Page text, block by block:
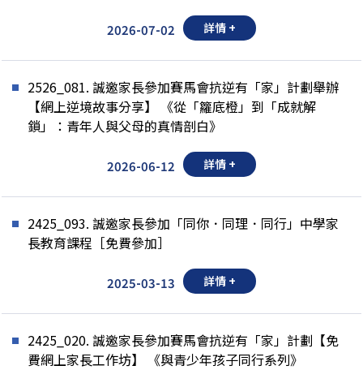
2026-07-02 詳情 +
2526_081. 誠邀家長參加賽馬會抗逆有「家」計劃舉辦
【網上逆境故事分享】 《從「籮底橙」到「成就解
鎖」：青年人與父母的真情剖白》
2026-06-12 詳情 +
2425_093. 誠邀家長參加「同你．同理．同行」中學家
長教育課程［免費參加］
2025-03-13 詳情 +
2425_020. 誠邀家長參加賽馬會抗逆有「家」計劃【免
費網上家長工作坊】 《與青少年孩子同行系列》